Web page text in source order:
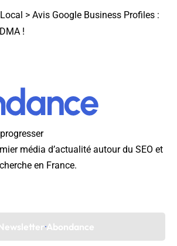
> Avis Google Business Profiles :
!
média d’actualité autour du SEO et
en France.
Abondance